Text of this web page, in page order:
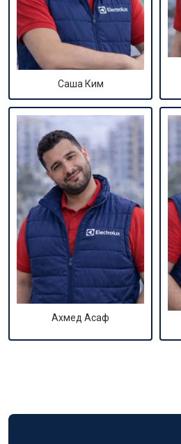
Саша Ким
Ахмед Асаф